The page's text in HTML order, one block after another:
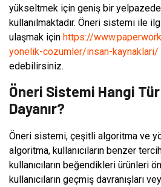
yükseltmek için geniş bir
kullanılmaktadır. Öneri sistemi ile
ulaşmak için https://
yonelik-cozumler/insan-kaynaklari/
edebilirsiniz.
Öneri Sistemi Hangi
Dayanır?
Öneri sistemi, çeşitli algoritma ve
algoritma, kullanıcıların benzer
kullanıcıların beğendikleri ürünleri
kullanıcıların geçmiş davranışları